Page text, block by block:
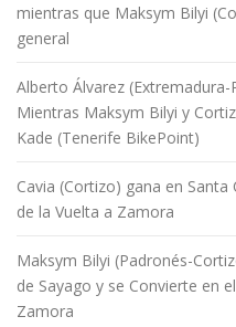
mientras que Maksym Bilyi
general
Alberto Álvarez
Mientras Maksym Bilyi y
Kade (Tenerife BikePoint)
Cavia (Cortizo) gana en
de la Vuelta a Zamora
Maksym Bilyi (Padronés-
de Sayago y se Convierte en
Zamora